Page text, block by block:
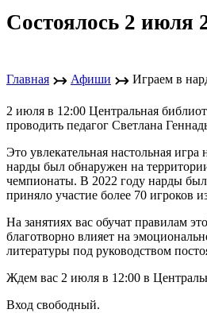
Состоялось 2 июля
Главная ↣ Афиши ↣ Играем в
2 июля в 12:00 Центральная
проводить педагог Светлана
Это увлекательная настольная
нарды был обнаружен на
чемпионаты. В 2022 году нарды
приняло участие более 70 игроков
На занятиях вас обучат правилам
благотворно влияет на
литературы под руководством
Ждем вас 2 июля в 12:00 в
Вход свободный.